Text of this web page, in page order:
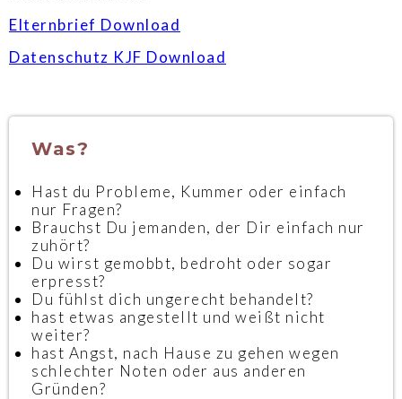
Elternbrief Download
Datenschutz KJF Download
Was?
Hast du Probleme, Kummer oder einfach
nur Fragen?
Brauchst Du jemanden, der Dir einfach nur
zuhört?
Du wirst gemobbt, bedroht oder sogar
erpresst?
Du fühlst dich ungerecht behandelt?
hast etwas angestellt und weißt nicht
weiter?
hast Angst, nach Hause zu gehen wegen
schlechter Noten oder aus anderen
Gründen?